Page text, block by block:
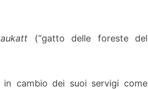
(“gatto delle foreste del
cambio dei suoi servigi come